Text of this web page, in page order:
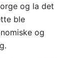
og la det
ble
og